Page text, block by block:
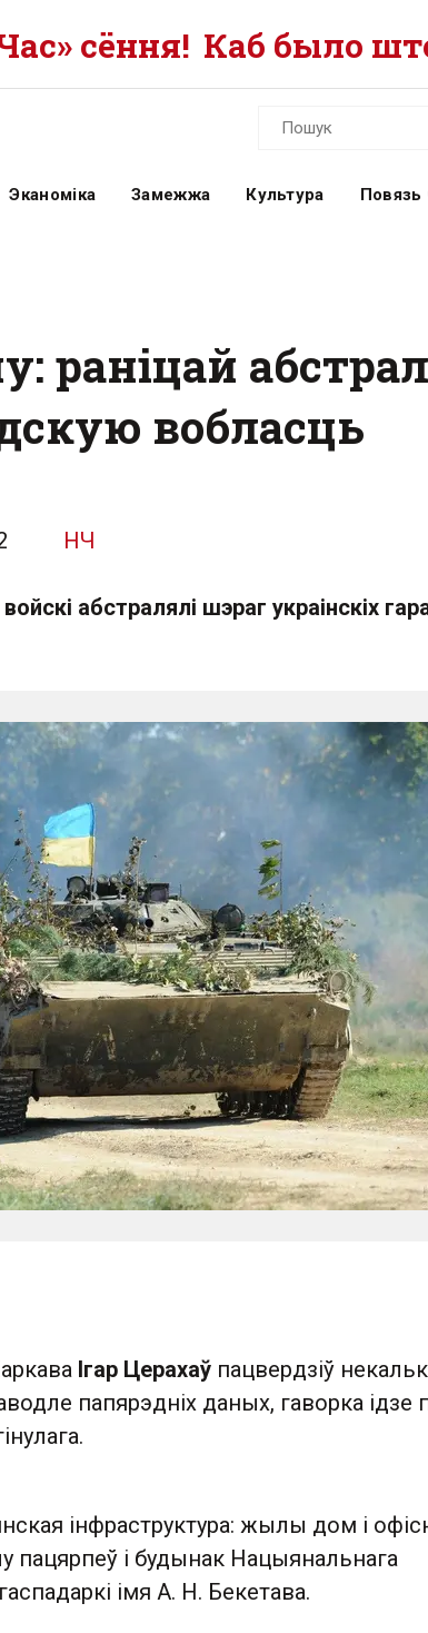
сёння! Каб было
Эканоміка Замежжа Культура Повязь
раніцай
вобласць
НЧ
абстралялі шэраг украінскіх
Ігар Церахаў пацвердзіў
папярэдніх даных, гаворка ідзе
інфраструктура: жылы дом і
пацярпеў і будынак Нацыянальнага
імя А. Н. Бекетава.